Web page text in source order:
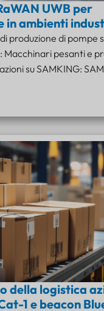
UWB per
in ambienti
produzione di pompe
Macchinari pesanti e
su SAMKING:
della logistica
1 e beacon